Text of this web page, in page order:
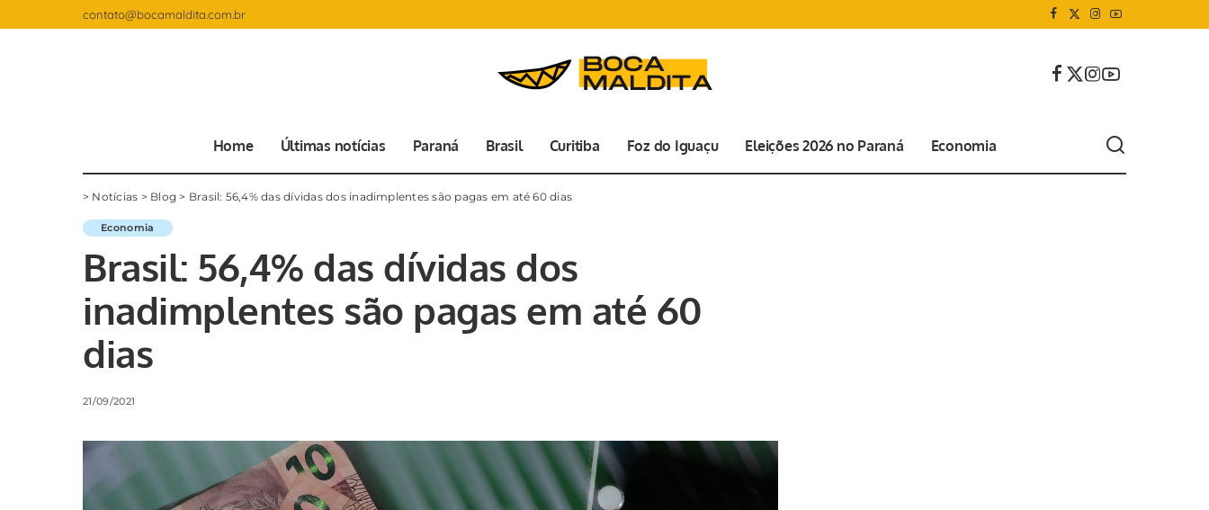
contato@bocamaldita.com.br
Home Últimas notícias Paraná Brasil Curitiba Foz do Iguaçu Eleições 2026 no Paraná Economia
> Notícias > Blog > Brasil: 56,4% das dívidas dos inadimplentes são pagas em até 60 dias
Economia
Brasil: 56,4% das dívidas dos
inadimplentes são pagas em até 60
dias
21/09/2021